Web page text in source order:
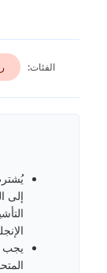
الفئات:
إلى
يجب